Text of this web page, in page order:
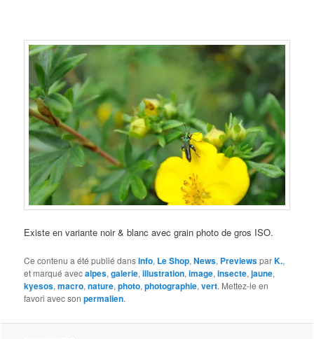
Existe en variante noir & blanc avec grain photo de gros ISO.
Ce contenu a été publié dansInfo, Le Shop,News, PreviewsparK.,
et marqué avecalpes,galerie,illustration,image,insecte,jaune,
kyesos,macro,nature,photo,photographie,vert. Mettez-le en
favori avec sonpermalien.